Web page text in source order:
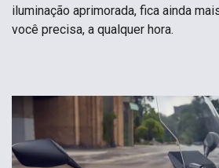
iluminação aprimorada, fica ainda
você precisa, a qualquer hora.